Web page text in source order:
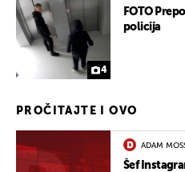
4
FOTO
policija
PROČITAJTE I OVO
ADAM
Šef